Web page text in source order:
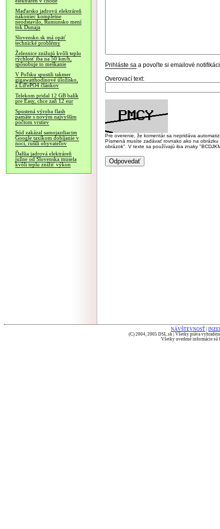
Maďarsko jadrovú elektráreň
nakoniec kompletne
neodstavilo, Rumunsko mení
tok Dunaja
Slovensko.sk má opäť
technické problémy
Železnice znižujú kvôli teplu
rýchlosť iba na 50 km/h,
spôsobuje to meškanie
V Poľsku spustili takmer
gigawatthodinové úložisko,
z LiFePO4 článkov
Telekom pridal 12 GB balík
pre Easy, chce zaň 12 eur
Spustená výroba flash
pamäte s novým najvyšším
počtom vrstiev
Súd zakázal samojazdiacim
Google taxíkom dobíjanie v
noci, rušili obyvateľov
Ďalšia jadrová elektráreň
južne od Slovenska musela
kvôli teplu znížiť výkon
Prihláste sa a povoľte si emailové
Overovací text:
Pre overenie, že komentár sa nepridáva
Písmená musíte zadávať rovnako ako na
obrázok". V texte sa používajú iba znaky
NÁVŠTEVNOSŤ
(C) 2004, 2005 DSL.sk | Všetky práva
Všetky uvedené informácie sú